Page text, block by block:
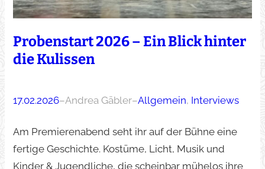
Probenstart 2026 – Ein Blick hinter
die Kulissen
17.02.2026–Andrea Gäbler–Allgemein, Interviews
Am Premierenabend seht ihr auf der Bühne eine
fertige Geschichte. Kostüme, Licht, Musik und
Kinder & Jugendliche, die scheinbar mühelos ihre